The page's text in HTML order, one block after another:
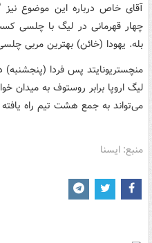
آقای خاص درباره این موضوع
چهار قهرمانی در لیگ با چلسی
بله. یهودا (خائن) بهترین مربی
منچستریونایتد پس فردا
لیگ اروپا برابر روستوف به
می‌تواند به جمع هشت تیم راه
منبع: ایسنا